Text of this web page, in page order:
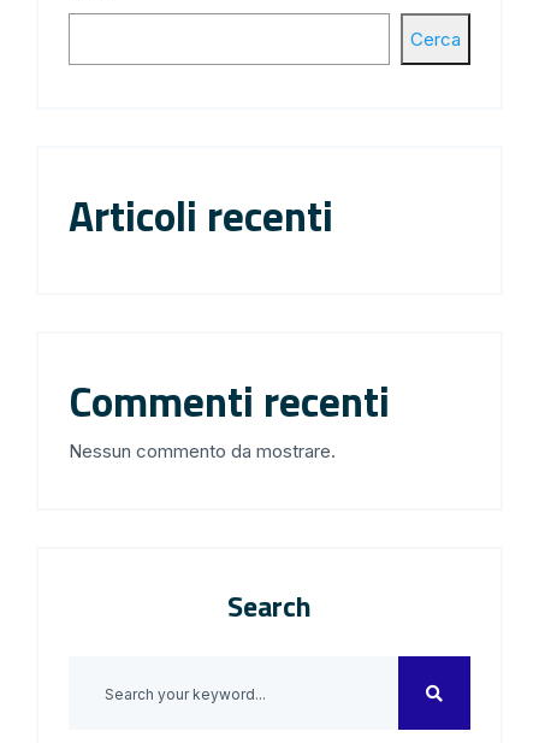
Cerca
Articoli recenti
Commenti recenti
Nessun commento da mostrare.
Search